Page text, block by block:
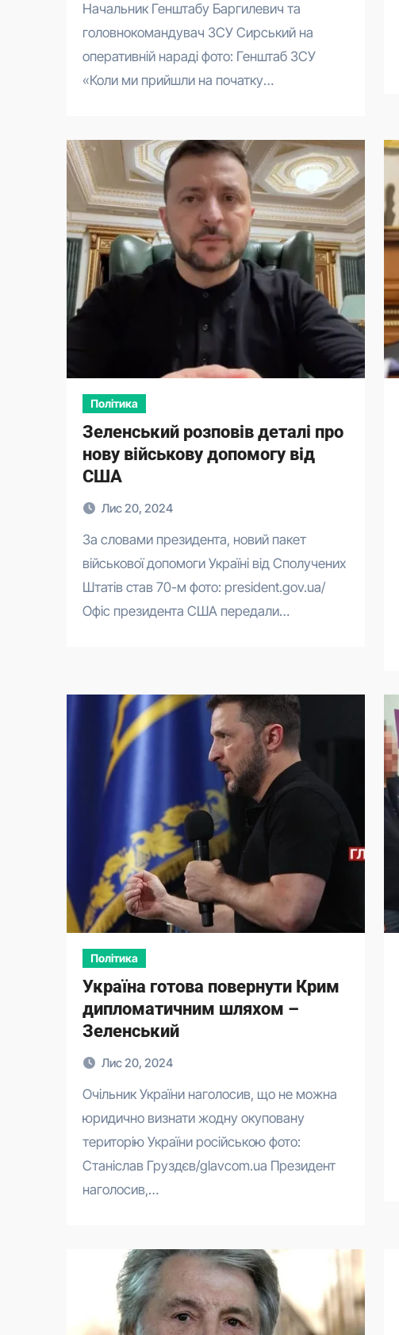
Начальник Генштабу Баргилевич та
головнокомандувач ЗСУ Сирський на
оперативній нараді фото: Генштаб ЗСУ
«Коли ми прийшли на початку…
Політика
Зеленський розповів деталі про
нову військову допомогу від
США
Лис 20, 2024
За словами президента, новий пакет
військової допомоги Україні від Сполучених
Штатів став 70-м фото: president.gov.ua/
Офіс президента США передали…
Політика
Україна готова повернути Крим
дипломатичним шляхом –
Зеленський
Лис 20, 2024
Очільник України наголосив, що не можна
юридично визнати жодну окуповану
територію України російською фото:
Станіслав Груздєв/glavcom.ua Президент
наголосив,…